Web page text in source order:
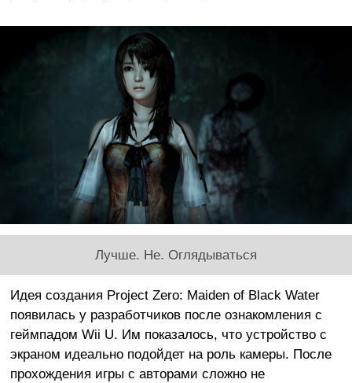
Лучше. Не. Оглядываться
Идея создания Project Zero: Maiden of Black Water
появилась у разработчиков после ознакомления с
геймпадом Wii U. Им показалось, что устройство с
экраном идеально подойдет на роль камеры. После
прохождения игры с авторами сложно не